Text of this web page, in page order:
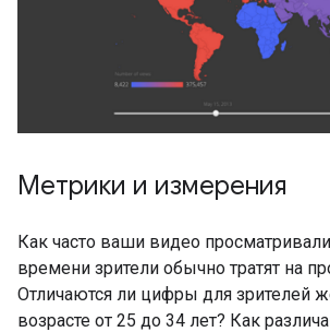
Метрики и измерения
Как часто ваши видео
времени зрители обычно тратят на
Отличаются ли цифры для зрителей
возрасте от 25 до 34 лет? Как